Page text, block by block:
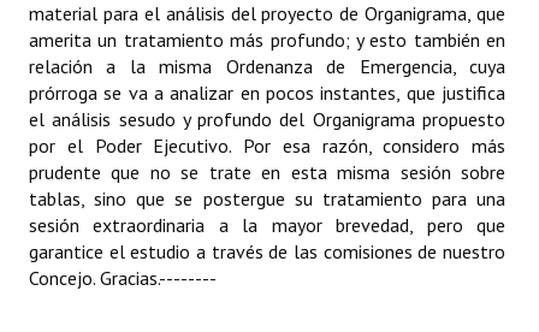
material para el análisis del proyecto de Organigrama, que
amerita un tratamiento más profundo; y esto también en
relación a la misma Ordenanza de Emergencia, cuya
prórroga se va a analizar en pocos instantes, que justifica
el análisis sesudo y profundo del Organigrama propuesto
por el Poder Ejecutivo. Por esa razón, considero más
prudente que no se trate en esta misma sesión sobre
tablas, sino que se postergue su tratamiento para una
sesión extraordinaria a la mayor brevedad, pero que
garantice el estudio a través de las comisiones de nuestro
Concejo. Gracias.--------